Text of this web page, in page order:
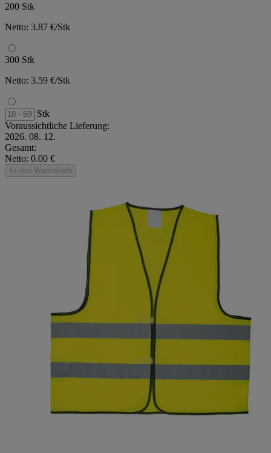
200 Stk
Netto: 3.87 €/Stk
300 Stk
Netto: 3.59 €/Stk
Stk
Voraussichtliche Lieferung:
2026. 08. 12.
Gesamt:
Netto: 0.00 €
In den Warenkorb